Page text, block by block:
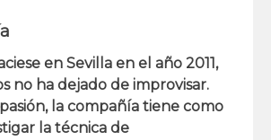
en Sevilla en el año 2011,
no ha dejado de improvisar.
la compañía tiene como
la técnica de